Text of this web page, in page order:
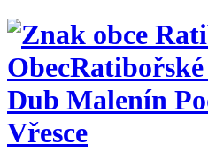
Obec
Dub Malenín
Vřesce